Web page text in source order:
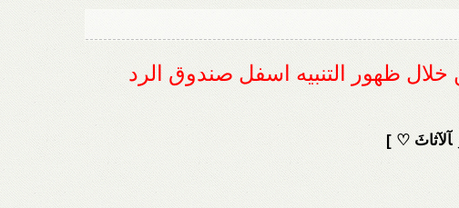
خلال ظهور التنبيه اسفل صندوق الرد
ﺂلآثاثَ ♡ ]